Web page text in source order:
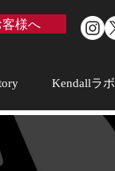
様へ
Kendallラボ